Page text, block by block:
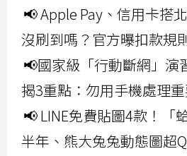
📢 Apple Pay、信用卡搭
沒刷到嗎？官方曝扣款規
📢國家級「行動斷網」演
揭3重點：勿用手機處理
📢 LINE免費貼圖4款！「
半年、熊大兔兔動態圖超Q